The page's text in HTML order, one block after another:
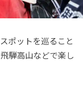
ポットを巡ること
騨高山などで楽し